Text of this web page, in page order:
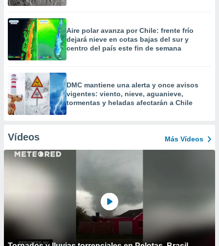
Aire polar avanza por Chile: frente frío
dejará nieve en cotas bajas del sur y
centro del país este fin de semana
DMC mantiene una alerta y once avisos
vigentes: viento, nieve, aguanieve,
tormentas y heladas afectarán a Chile
Vídeos Más Vídeos